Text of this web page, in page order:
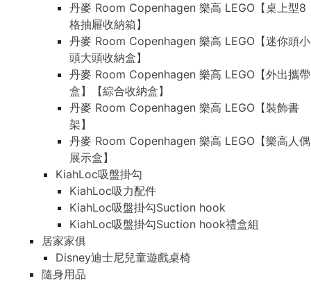
丹麥 Room Copenhagen 樂高 LEGO【桌上型8
格抽屜收納箱】
丹麥 Room Copenhagen 樂高 LEGO【迷你頭小
頭大頭收納盒】
丹麥 Room Copenhagen 樂高 LEGO【外出攜帶
盒】【綜合收納盒】
丹麥 Room Copenhagen 樂高 LEGO【裝飾書
架】
丹麥 Room Copenhagen 樂高 LEGO【樂高人偶
展示盒】
KiahLoc吸盤掛勾
KiahLoc吸力配件
KiahLoc吸盤掛勾Suction hook
KiahLoc吸盤掛勾Suction hook禮盒組
居家家俱
Disney迪士尼兒童遊戲桌椅
隨身用品